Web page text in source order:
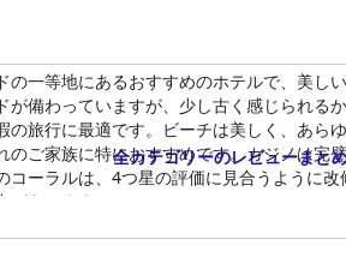
一等地にあるおすすめのホテルで、美
備わっていますが、少し古く感じられ
旅行に最適です。ビーチは美しく、あら
ご家族に特におすすめです。カジノは
ーラルは、4つ星の評価に見合うように
あります。
全カテゴリーのレビューまと